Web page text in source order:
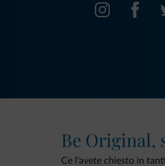
Be Original,
Ce l'avete chiesto in